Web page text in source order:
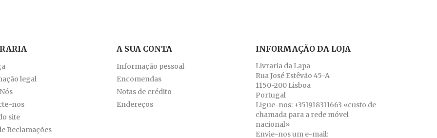
legal
nos
site
Reclamações
A SUA CONTA
Informação pessoal
Encomendas
Notas de crédito
Endereços
INFORMAÇÃO DA LOJA
Livraria da Lapa
Rua José Estêvão 45-A
1150-200 Lisboa
Portugal
Ligue-nos: +351918311663 «custo de
chamada para a rede móvel
nacional»
Envie-nos um e-mail: